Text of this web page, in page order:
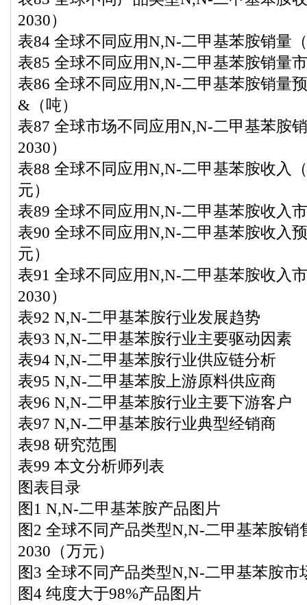
2030）
表84 全球不同应用N,N-二甲基苯胺销量
表85 全球不同应用N,N-二甲基苯胺销量
表86 全球不同应用N,N-二甲基苯胺销量
&（吨）
表87 全球市场不同应用N,N-二甲基苯胺
2030）
表88 全球不同应用N,N-二甲基苯胺收入
元）
表89 全球不同应用N,N-二甲基苯胺收入
表90 全球不同应用N,N-二甲基苯胺收入
元）
表91 全球不同应用N,N-二甲基苯胺收入
2030）
表92 N,N-二甲基苯胺行业发展趋势
表93 N,N-二甲基苯胺行业主要驱动因素
表94 N,N-二甲基苯胺行业供应链分析
表95 N,N-二甲基苯胺上游原料供应商
表96 N,N-二甲基苯胺行业主要下游客户
表97 N,N-二甲基苯胺行业典型经销商
表98 研究范围
表99 本文分析师列表
图表目录
图1 N,N-二甲基苯胺产品图片
图2 全球不同产品类型N,N-二甲基苯胺销
2030（万元）
图3 全球不同产品类型N,N-二甲基苯胺市
图4 纯度大于98%产品图片